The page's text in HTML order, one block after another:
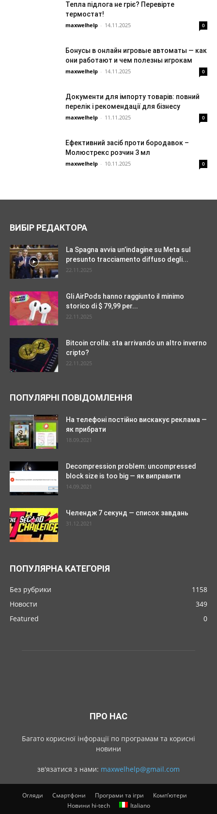
Тепла підлога не гріє? Перевірте
термостат!
maxwelhelp - 14.11.2025 0
Бонусы в онлайн игровые автоматы — как
они работают и чем полезны игрокам
maxwelhelp - 14.11.2025 0
Документи для імпорту товарів: повний
перелік і рекомендації для бізнесу
maxwelhelp - 11.11.2025 0
Ефективний засіб проти бородавок –
Молюстрекс розчин 3 мл
maxwelhelp - 10.11.2025 0
ВИБІР РЕДАКТОРА
La Spagna avvia un’indagine su Meta sul
presunto tracciamento diffuso degli...
22.11.2025
Gli AirPods hanno raggiunto il minimo
storico di $ 79,99 per...
22.11.2025
Bitcoin crolla: sta arrivando un altro inverno
cripto?
22.11.2025
ПОПУЛЯРНІ ПОВІДОМЛЕННЯ
На телефоні постійно вискакує реклама —
як прибрати
18.09.2021
Decompression problem: uncompressed
block size is too big — як виправити
14.09.2021
Челендж 7 секунд — список завдань
31.12.2021
ПОПУЛЯРНА КАТЕГОРІЯ
Без рубрики
1158
Новости
349
Featured
0
ПРО НАС
Багато корисної інфорації по програмам та корисні
новини
зв'язатися з нами: maxwelhelp@gmail.com
Огляди Смартфони Програми та ігри
Комп’ютери
Новини hi-tech
Italiano